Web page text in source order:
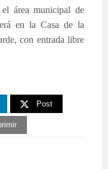
área municipal de
en la Casa de la
con entrada libre
Post